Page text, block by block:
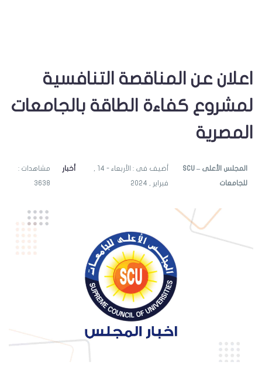
اعلان عن المناقصة التنافسية
لمشروع كفاءة الطاقة بالجامعات
المصرية
SCU – المجلس الأعلى
للجامعات فبراير , 2024
أخبار مشاهدات :
3638